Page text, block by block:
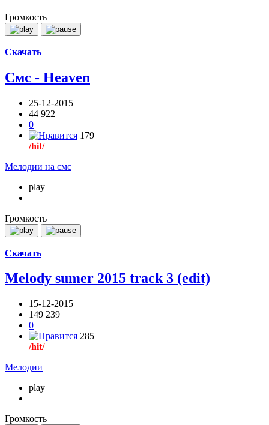
Громкость
Скачать
Смс - Heaven
25-12-2015
44 922
0
179
/hit/
Мелодии на смс
play
Громкость
Скачать
Melody sumer 2015 track 3 (edit)
15-12-2015
149 239
0
285
/hit/
Мелодии
play
Громкость